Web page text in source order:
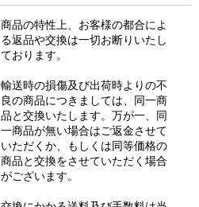
商品の特性上、お客様の都合によ
る返品や交換は一切お断りいたし
ております。
輸送時の損傷及び出荷時よりの不
良の商品につきましては、同一商
品と交換いたします。万が一、同
一商品が無い場合はご返金させて
いただくか、もしくは同等価格の
商品と交換をさせていただく場合
がございます。